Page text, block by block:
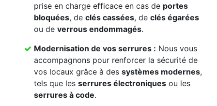
prise en charge efficace en cas de portes
bloquées, de clés cassées, de clés égarées
ou de verrous endommagés.
Modernisation de vos serrures : Nous vous
accompagnons pour renforcer la sécurité de
vos locaux grâce à des systèmes modernes,
tels que les serrures électroniques ou les
serrures à code.